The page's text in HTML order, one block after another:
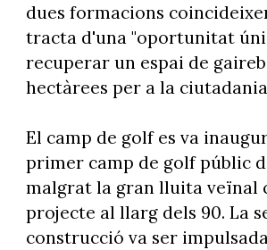
dues formacions
tracta d'una "oportunitat
recuperar un espai de
hectàrees per a la
El camp de golf es va
primer camp de golf públic
malgrat la gran lluita veïnal
projecte al llarg dels 90. La
construcció va ser